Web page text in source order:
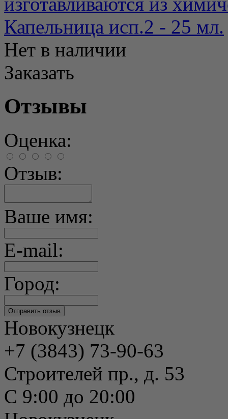
Капельница исп.2 - 25 мл.
Нет в наличии
Заказать
Отзывы
Оценка:
Отзыв:
Ваше имя:
E-mail:
Город:
Новокузнецк
+7 (3843) 73-90-63
Строителей пр., д. 53
С 9:00 до 20:00